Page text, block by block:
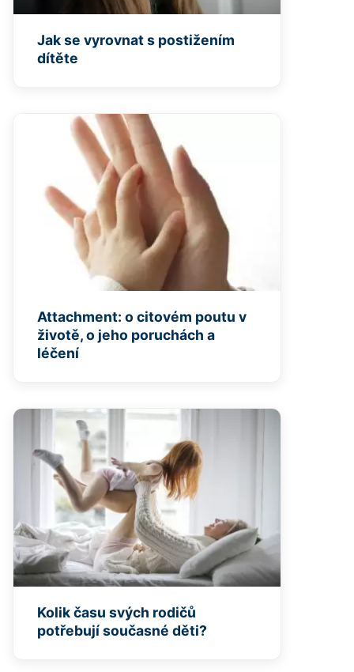
Jak se vyrovnat s postižením
dítěte
Attachment: o citovém poutu v
životě, o jeho poruchách a
léčení
Kolik času svých rodičů
potřebují současné děti?